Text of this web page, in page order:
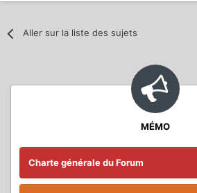
Aller sur la liste des sujets
MÉMO
Charte générale du Forum